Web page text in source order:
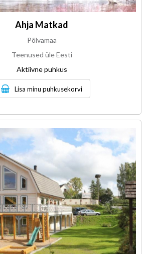
Ahja Matkad
Põlvamaa
Teenused üle Eesti
Aktiivne puhkus
Lisa minu puhkusekorvi